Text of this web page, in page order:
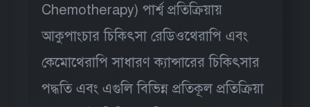
Chemotherapy) পার্শ্ব প্রতিক্রিয়ায়
আকুপাংচার চিকিৎসা রেডিওথেরাপি এবং
কেমোথেরাপি সাধারণ ক্যান্সারের চিকিৎসার
পদ্ধতি এবং এগুলি বিভিন্ন প্রতিকূল প্রতিক্রিয়া